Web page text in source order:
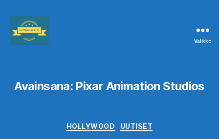
Valikko
Avainsana: Pixar Animation Studios
Kategoriat
HOLLYWOOD UUTISET